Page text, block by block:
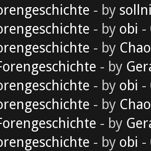
- by
- by obi -
- by
- by
- by obi -
- by
- by
- by obi -